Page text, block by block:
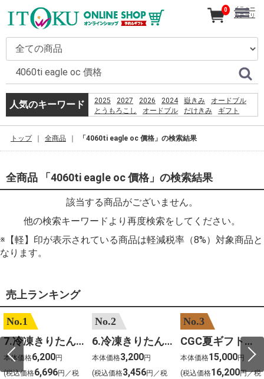
人気のキーワード 2025 2027 2026 2024 嶽きみ
オードブル
とうもろこし
オードブル だけきみ
ギフト
PSO2 %E8%8F%85%E6%B2%BC%E8%A3%95
0
メニュー
カテゴリ
トップ 全商品 「4060ti eagle oc 價格」の検索結果
全商品 「4060ti eagle oc 價格」の検索結果
該当する商品がございません。
他の検索キーワードより再度検索をしてください。
※【軽】印が表示されている商品は軽減税率（8%）対象商品と
なります。
売上ランキング
No.1
7.冷凍きりたんぽセットM 野菜なし 4人前
本体価格6,200円
(税込価格6,696円／税
No.2
6.冷凍きりたんぽセットＳ 野菜なし 2人前
本体価格3,200円
(税込価格3,456円／税
No.3
CGC夏ギフト【1101】和牛苑 神戸牛・三田和牛食べ比べ(680g)
本体価格15,000円
(税込価格16,200円／税